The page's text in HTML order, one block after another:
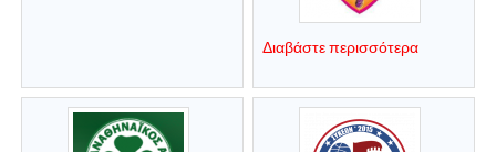
Διαβάστε περισσότερα